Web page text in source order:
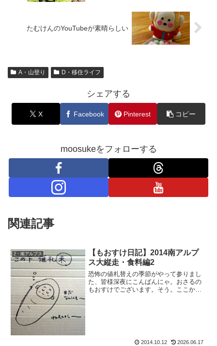
たむけんのYouTubeが素晴らしい
A・山登り D・移住ライフ
シェアする
X Facebook Pinterest コピー
moosukeをフォローする
関連記事
2・南アルプス
【もおすけ日記】2014南アルプ
ス大縦走・食料編2
恐怖の値札替えの季節がやって参りまし
た、皆様深夜にこんばんにゃ。おさるの
もおすけでございます。そう。ここから
2014.10.12 2026.06.17